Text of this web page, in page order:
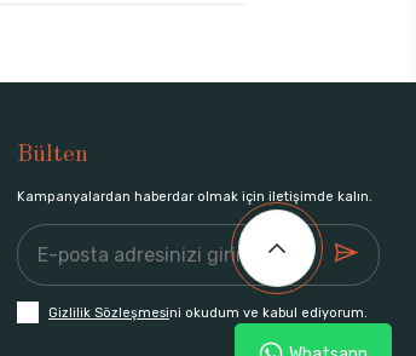
Bülten
Kampanyalardan haberdar olmak için iletişimde kalın.
Gizlilik Sözleşmesini okudum ve kabul ediyorum.